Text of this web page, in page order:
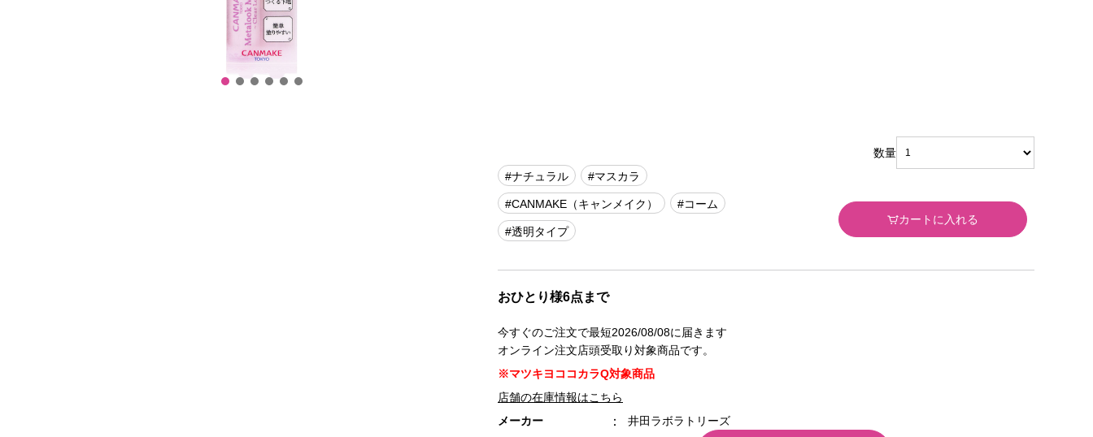
#ナチュラル #マスカラ
#CANMAKE（キャンメイク） #コーム
#透明タイプ
おひとり様6点まで
今すぐのご注文で最短2026/08/08に届きます
オンライン注文店頭受取り対象商品です。
※マツキヨココカラQ対象商品
店舗の在庫情報はこちら
メーカー 井田ラボラトリーズ
数量
カートに入れる